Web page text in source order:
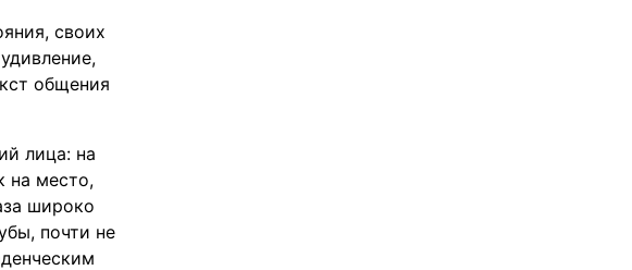
своих
общения
лица: на
на место,
широко
почти не